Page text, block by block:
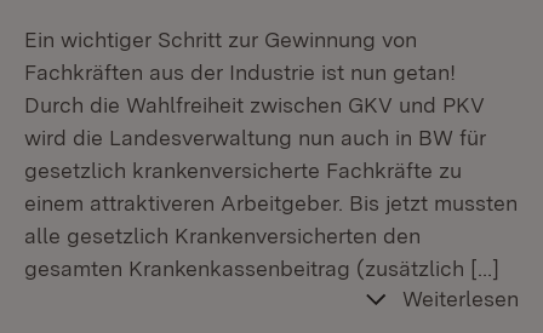
Ein wichtiger Schritt zur Gewinnung von
Fachkräften aus der Industrie ist nun getan!
Durch die Wahlfreiheit zwischen GKV und PKV
wird die Landesverwaltung nun auch in BW für
gesetzlich krankenversicherte Fachkräfte zu
einem attraktiveren Arbeitgeber. Bis jetzt mussten
alle gesetzlich Krankenversicherten den
gesamten Krankenkassenbeitrag (zusätzlich […]
Weiterlesen